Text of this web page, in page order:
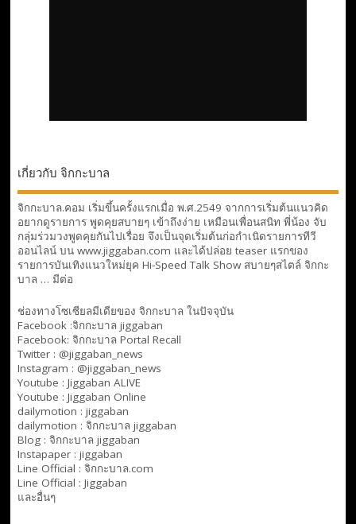
เกี่ยวกับ จิกกะบาล
จิกกะบาล.คอม เริ่มขึ้นครั้งแรกเมื่อ พ.ศ.2549 จากการเริ่มต้นแนวคิด
อยากดูรายการ พูดคุยสบายๆ เข้าถึงง่าย เหมือนเพื่อนสนิท พี่น้อง จับ
กลุ่มร่วมวงพูดคุยกันไปเรื่อย จึงเป็นจุดเริ่มต้นก่อกำเนิดรายการทีวี
ออนไลน์ บน www.jiggaban.com และได้ปล่อย teaser แรกของ
รายการบันเทิงแนวใหม่ยุค Hi-Speed Talk Show สบายๆสไตล์ จิกกะ
บาล … มีต่อ
ช่องทางโซเซียลมีเดียของ จิกกะบาล ในปัจจุบัน
Facebook :จิกกะบาล jiggaban
Facebook: จิกกะบาล Portal Recall
Twitter : @jiggaban_news
Instagram : @jiggaban_news
Youtube : Jiggaban ALIVE
Youtube : Jiggaban Online
dailymotion : jiggaban
dailymotion : จิกกะบาล jiggaban
Blog : จิกกะบาล jiggaban
Instapaper : jiggaban
Line Official : จิกกะบาล.com
Line Official : Jiggaban
และอื่นๆ